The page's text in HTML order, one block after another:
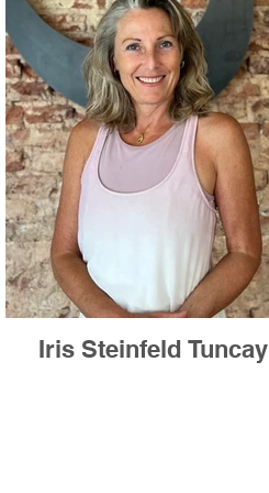
Iris Steinfeld Tuncay